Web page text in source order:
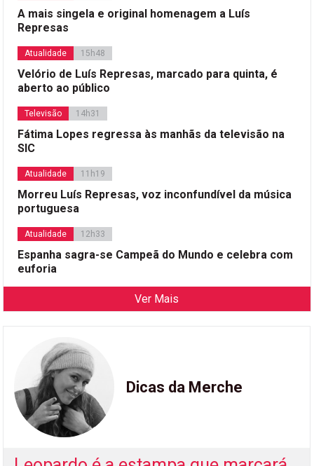
A mais singela e original homenagem a Luís
Represas
Atualidade 15h48
Velório de Luís Represas, marcado para quinta, é
aberto ao público
Televisão 14h31
Fátima Lopes regressa às manhãs da televisão na
SIC
Atualidade 11h19
Morreu Luís Represas, voz inconfundível da música
portuguesa
Atualidade 12h33
Espanha sagra-se Campeã do Mundo e celebra com
euforia
Ver Mais
Dicas da Merche